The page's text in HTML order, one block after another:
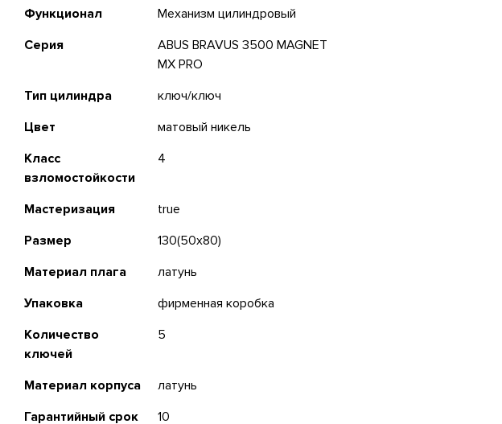
Функционал
Механизм цилиндровый
Серия
ABUS BRAVUS 3500 MAGNET
MX PRO
Тип цилиндра
ключ/ключ
Цвет
матовый никель
Класс
взломостойкости
4
Мастеризация
true
Размер
130(50x80)
Материал плага
латунь
Упаковка
фирменная коробка
Количество
ключей
5
Материал корпуса
латунь
Гарантийный срок
10